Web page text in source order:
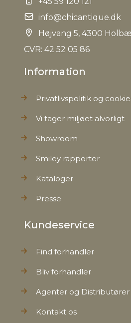
EAN
Tariffnumber
info@chicantique.dk
Højvang 5, 4300
CVR: 42 52 05 86
Information
Privatlivspolitik og
Vi tager miljøet alvorligt
Showroom
Smiley rapporter
Kataloger
Presse
Kundeservice
Find forhandler
Bliv forhandler
Agenter og Distributører
Kontakt os